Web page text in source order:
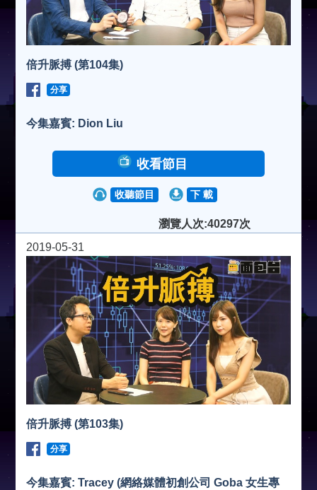
倍升脈搏 (第104集)
分享
今集嘉賓: Dion Liu
收看節目
收聽節目 下 載
瀏覽人次:40297次
2019-05-31
倍升脈搏 (第103集)
分享
今集嘉賓: Tracey (網絡媒體初創公司 Goba 女生專